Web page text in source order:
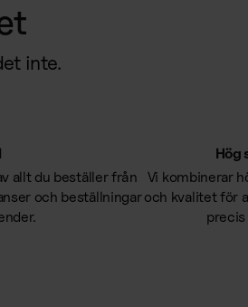
inte.
allt du beställer från
och beställningar
Hög
Vi kombinerar
och kvalitet för
precis